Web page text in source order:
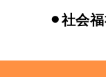
⚫︎社会